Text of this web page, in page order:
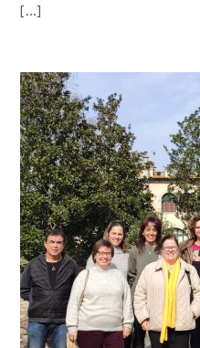
[…]